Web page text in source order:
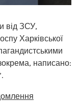
від ЗСУ,
Харківської
написано: